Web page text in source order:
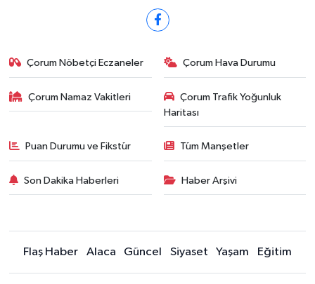
Çorum Nöbetçi Eczaneler Çorum Hava Durumu
Çorum Namaz Vakitleri
Çorum Trafik Yoğunluk
Haritası
Puan Durumu ve Fikstür Tüm Manşetler
Son Dakika Haberleri Haber Arşivi
Flaş Haber Alaca Güncel Siyaset Yaşam Eğitim